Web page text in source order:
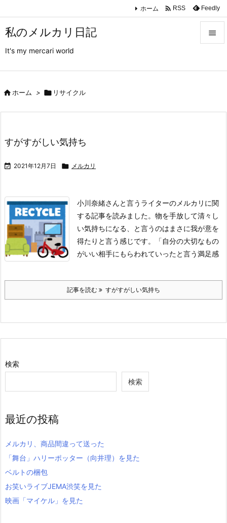
私のメルカリ日記
It's my mercari world

ホーム  RSS Feedly
ホーム >  リサイクル
すがすがしい気持ち
 2021年12月7日  メルカリ
小川奈緒さんと言うライターのメルカリに関
する記事を読みました。 物を手放して清々し
い気持ちになる、と言うのはまさに我が意を
得たりと言う感じです。
「自分の大切なもの
がいい相手にもらわれていったと言う満足感
記事を読む すがすがしい気持ち
検索
検索
最近の投稿
メルカリ、商品間違って送った
「舞台」ハリーポッター（向井理）を見た
ベルトの梱包
お笑いライブJEMA渋笑を見た
映画「マイケル」を見た